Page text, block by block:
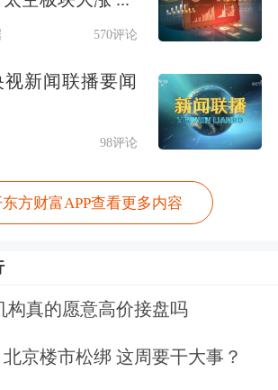
近期股价承压，机构投资
彭博社援引知情人士透露，
士在美发行的美国存托凭
认购倍数已超过七倍。SK
历史上规模最大的外国企
570评论
新闻联播要闻
98评论
方财富APP查看更多内容
构真的愿意高价接盘吗
京楼市松绑 这周要干大事？